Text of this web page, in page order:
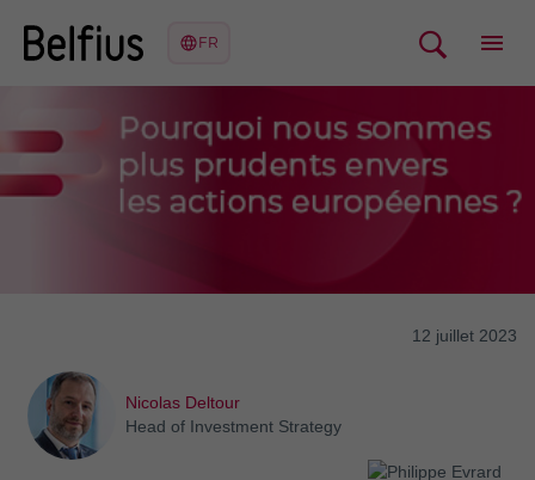
12 juillet 2023
Nicolas Deltour
Head of Investment Strategy